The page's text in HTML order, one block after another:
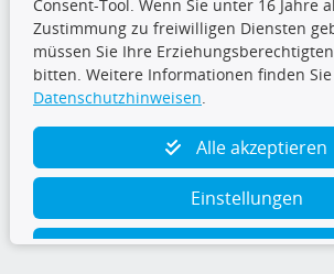
TecDoc Inside
Consent-Tool. Wenn Sie unter 16 Jahre
Zustimmung zu freiwilligen Diensten
müssen Sie Ihre
bitten. Weitere Informationen finden
Datenschutzhinweisen
Alle akzeptieren
Einstellungen
Ablehnen